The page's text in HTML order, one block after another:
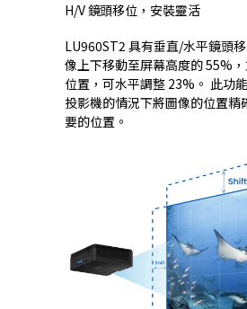
H/V 鏡頭移位，安裝靈活
LU960ST2 具有垂直/水平鏡頭
像上下移動至屏幕高度的 55%
位置，可水平調整 23%。 此功
投影機的情況下將圖像的位置精
要的位置。